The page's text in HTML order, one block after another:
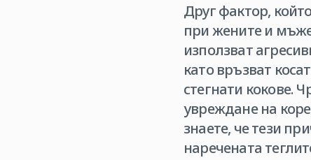
Друг фактор,
при жените и
използват
като връзват
стегнати кокове.
увреждане на
знаете, че тези
наречената